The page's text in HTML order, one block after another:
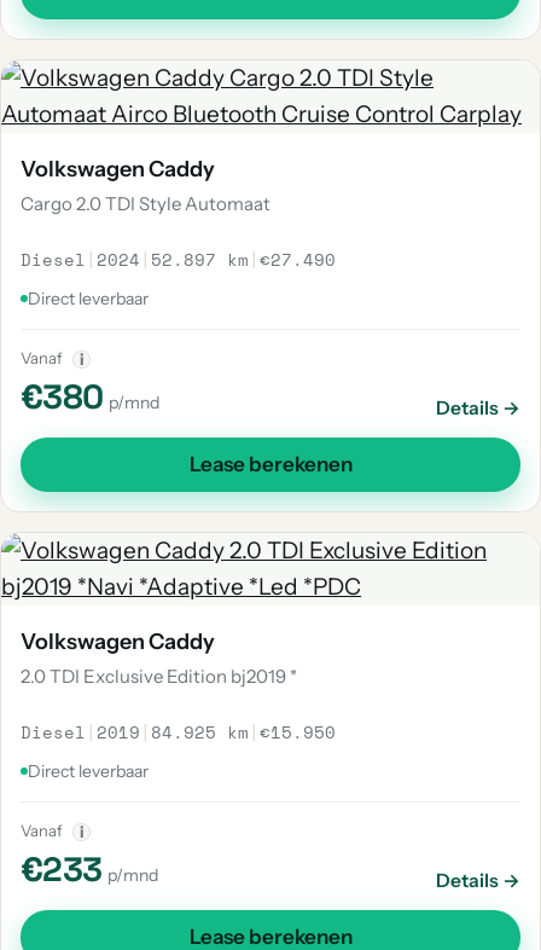
Volkswagen Caddy
Cargo 2.0 TDI Style Automaat
Diesel | 2024 | 52.897 km |€27.490
Direct leverbaar
Vanaf i
€380 p/mnd Details →
Lease berekenen
Volkswagen Caddy
2.0 TDI Exclusive Edition bj2019 *
Diesel | 2019 | 84.925 km |€15.950
Direct leverbaar
Vanaf i
€233 p/mnd Details →
Lease berekenen